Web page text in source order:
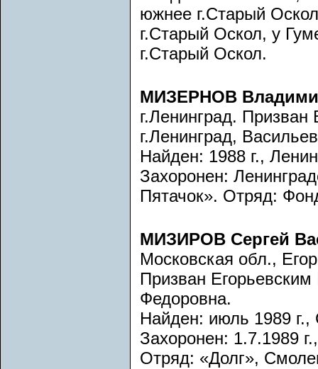
южнее г.Старый
г.Старый Оскол, у
г.Старый Оскол.
МИЗЕРНОВ
г.Ленинград.
г.Ленинград,
Найден: 1988 г.,
Захоронен:
Пятачок». Отряд:
МИЗИРОВ Сергей
Московская обл.,
Призван
Федоровна.
Найден: июль 1989
Захоронен: 1.7.1989
Отряд: «Долг»,